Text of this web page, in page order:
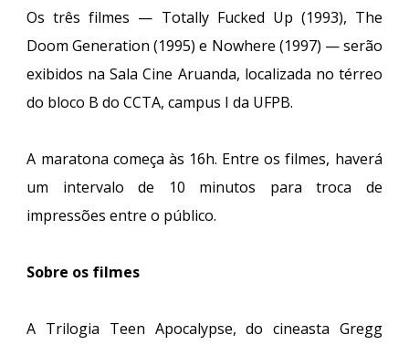
Os três filmes — Totally Fucked Up (1993), The
Doom Generation (1995) e Nowhere (1997) — serão
exibidos na Sala Cine Aruanda, localizada no térreo
do bloco B do CCTA, campus I da UFPB.
A maratona começa às 16h. Entre os filmes, haverá
um intervalo de 10 minutos para troca de
impressões entre o público.
Sobre os filmes
A Trilogia Teen Apocalypse, do cineasta Gregg